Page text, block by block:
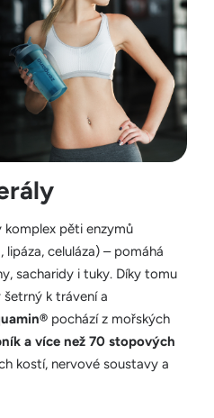
pěti enzymů
lipáza, celuláza) – pomáhá
sacharidy i tuky. Díky tomu
k trávení a
pochází z mořských
a více než 70 stopových
kostí, nervové soustavy a